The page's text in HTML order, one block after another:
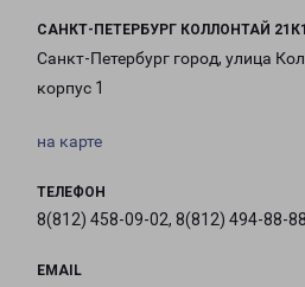
САНКТ-ПЕТЕРБУРГ КОЛЛОНТАЙ 21К1
Санкт-Петербург город, улица
корпус 1
на карте
ТЕЛЕФОН
8(812) 458-09-02, 8(812) 494-88-88
EMAIL